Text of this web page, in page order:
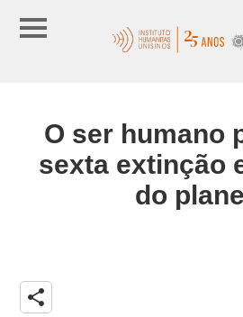
O ser humano
sexta extinção
do
share